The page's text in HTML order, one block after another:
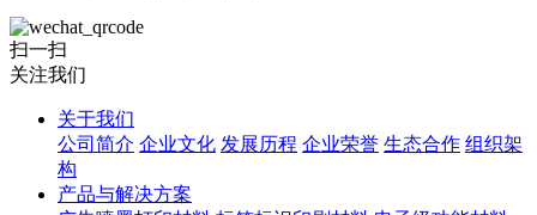
扫一扫
关注我们
关于我们
公司简介 企业文化 发展历程 企业荣誉 生态合作 组织架
构
产品与解决方案